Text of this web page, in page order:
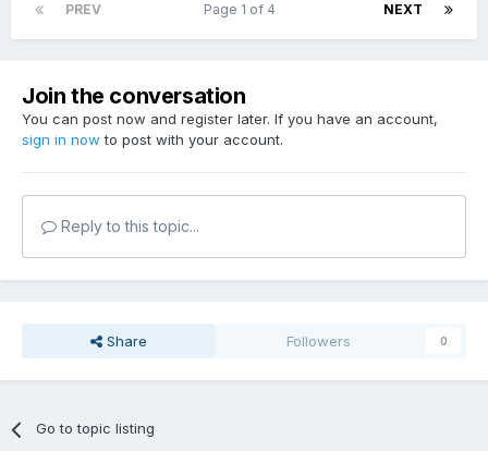
PREV NEXT
Page 1 of 4
Join the conversation
You can post now and register later. If you have an account,
sign in now to post with your account.
Reply to this topic...
Share Followers 0
Go to topic listing